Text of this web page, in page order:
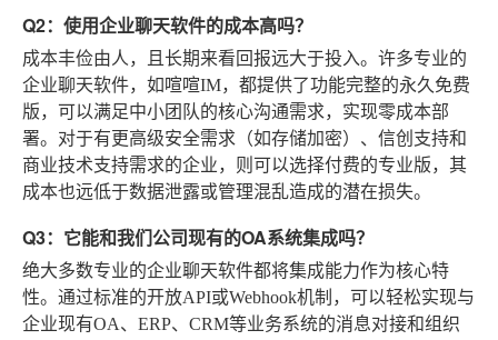
Q2：使用企业聊天软件的成本高吗？
成本丰俭由人，且长期来看回报远大于投入。许多专业的
企业聊天软件，如喧喧IM，都提供了功能完整的永久免费
版，可以满足中小团队的核心沟通需求，实现零成本部
署。对于有更高级安全需求（如存储加密）、信创支持和
商业技术支持需求的企业，则可以选择付费的专业版，其
成本也远低于数据泄露或管理混乱造成的潜在损失。
Q3：它能和我们公司现有的OA系统集成吗？
绝大多数专业的企业聊天软件都将集成能力作为核心特
性。通过标准的开放API或Webhook机制，可以轻松实现与
企业现有OA、ERP、CRM等业务系统的消息对接和组织